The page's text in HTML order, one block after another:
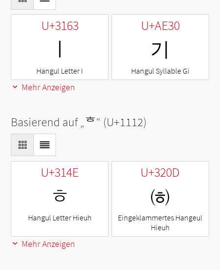
U+3163
ㅣ
Hangul Letter I
U+AE30
기
Hangul Syllable Gi
Mehr Anzeigen
Basierend auf „ᄒ“ (U+1112)
U+314E
ㅎ
Hangul Letter Hieuh
U+320D
㈍
Eingeklammertes Hangeul
Hieuh
Mehr Anzeigen